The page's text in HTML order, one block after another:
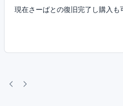
現在さーばとの復旧完了し購入も